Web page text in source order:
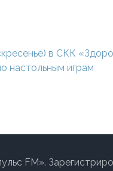
в СКК
настольным играм
FM».